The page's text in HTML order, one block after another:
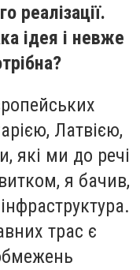
реалізації.
ідея і невже
Латвією,
які ми до речі
я бачив,
трас є